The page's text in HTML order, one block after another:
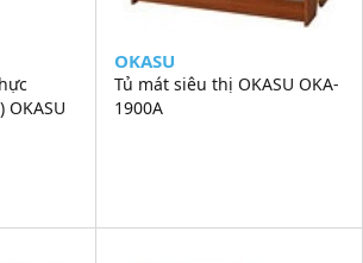
OKASU
Tủ mát siêu thị OKASU OKA-
1900A